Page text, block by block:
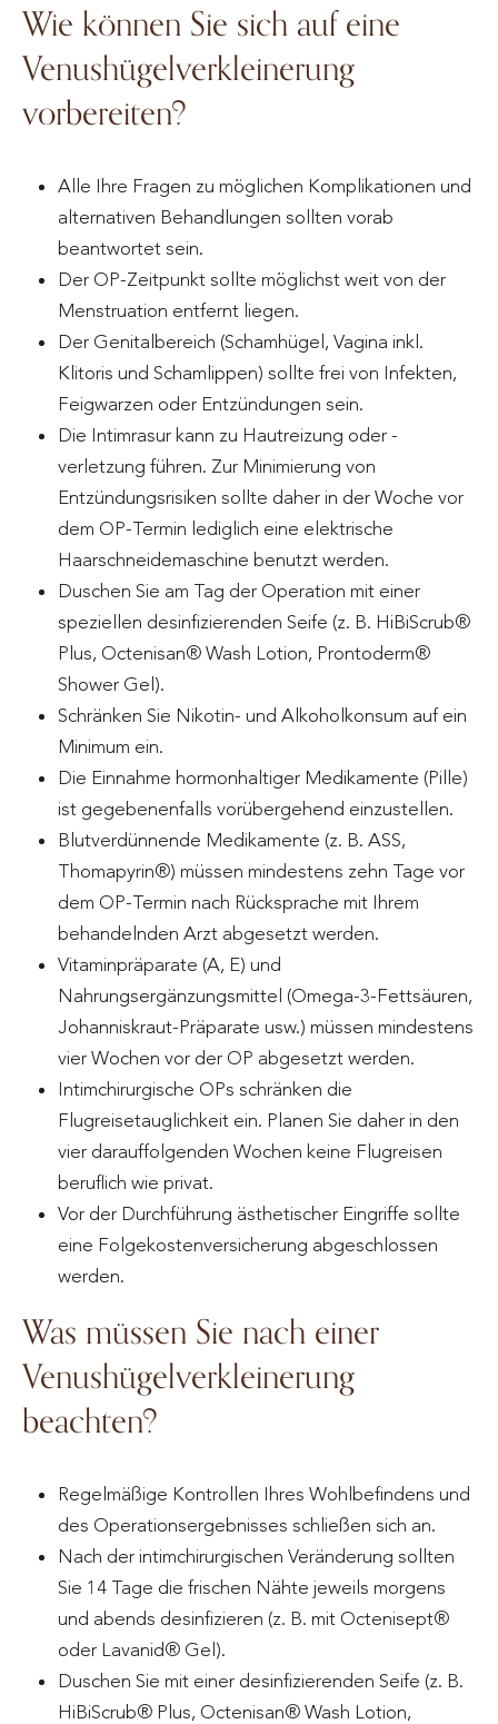
Wie können Sie sich auf eine
Venushügelverkleinerung
vorbereiten?
Alle Ihre Fragen zu möglichen Komplikationen und
alternativen Behandlungen sollten vorab
beantwortet sein.
Der OP-Zeitpunkt sollte möglichst weit von der
Menstruation entfernt liegen.
Der Genitalbereich (Schamhügel, Vagina inkl.
Klitoris und Schamlippen) sollte frei von Infekten,
Feigwarzen oder Entzündungen sein.
Die Intimrasur kann zu Hautreizung oder -
verletzung führen. Zur Minimierung von
Entzündungsrisiken sollte daher in der Woche vor
dem OP-Termin lediglich eine elektrische
Haarschneidemaschine benutzt werden.
Duschen Sie am Tag der Operation mit einer
speziellen desinfizierenden Seife (z. B. HiBiScrub®
Plus, Octenisan® Wash Lotion, Prontoderm®
Shower Gel).
Schränken Sie Nikotin- und Alkoholkonsum auf ein
Minimum ein.
Die Einnahme hormonhaltiger Medikamente (Pille)
ist gegebenenfalls vorübergehend einzustellen.
Blutverdünnende Medikamente (z. B. ASS,
Thomapyrin®) müssen mindestens zehn Tage vor
dem OP-Termin nach Rücksprache mit Ihrem
behandelnden Arzt abgesetzt werden.
Vitaminpräparate (A, E) und
Nahrungsergänzungsmittel (Omega-3-Fettsäuren,
Johanniskraut-Präparate usw.) müssen mindestens
vier Wochen vor der OP abgesetzt werden.
Intimchirurgische OPs schränken die
Flugreisetauglichkeit ein. Planen Sie daher in den
vier darauffolgenden Wochen keine Flugreisen
beruflich wie privat.
Vor der Durchführung ästhetischer Eingriffe sollte
eine Folgekostenversicherung abgeschlossen
werden.
Was müssen Sie nach einer
Venushügelverkleinerung
beachten?
Regelmäßige Kontrollen Ihres Wohlbefindens und
des Operationsergebnisses schließen sich an.
Nach der intimchirurgischen Veränderung sollten
Sie 14 Tage die frischen Nähte jeweils morgens
und abends desinfizieren (z. B. mit Octenisept®
oder Lavanid® Gel).
Duschen Sie mit einer desinfizierenden Seife (z. B.
HiBiScrub® Plus, Octenisan® Wash Lotion,